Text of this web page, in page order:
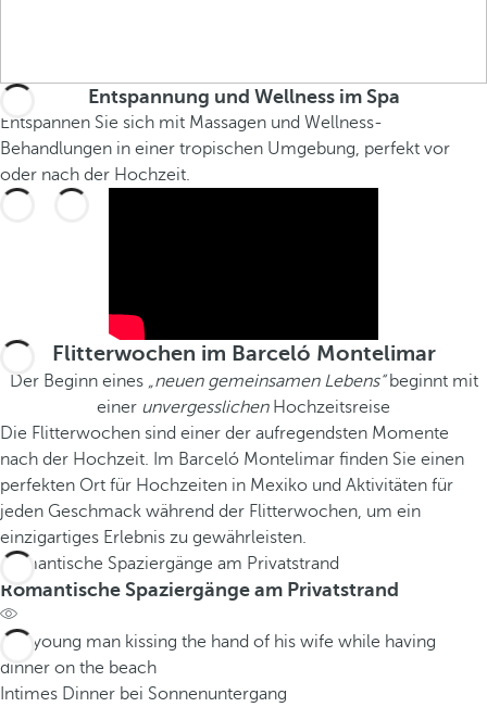
Entspannung und Wellness im Spa
Entspannen Sie sich mit Massagen und Wellness-
Behandlungen in einer tropischen Umgebung, perfekt vor
oder nach der Hochzeit.
Flitterwochen im Barceló Montelimar
Der Beginn eines „neuen gemeinsamen Lebens“beginnt mit
einer unvergesslichen Hochzeitsreise
Die Flitterwochen sind einer der aufregendsten Momente
nach der Hochzeit. Im Barceló Montelimar finden Sie einen
perfekten Ort für Hochzeiten in Mexiko und Aktivitäten für
jeden Geschmack während der Flitterwochen, um ein
einzigartiges Erlebnis zu gewährleisten.
Romantische Spaziergänge am Privatstrand
Romantische Spaziergänge am Privatstrand
Intimes Dinner bei Sonnenuntergang